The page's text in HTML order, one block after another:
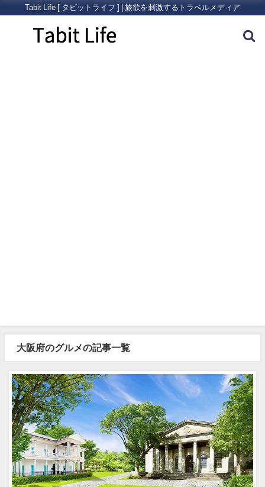
Tabit Life [ タビットライフ ] | 旅欲を刺激するトラベルメディア
大阪府のグルメの記事一覧